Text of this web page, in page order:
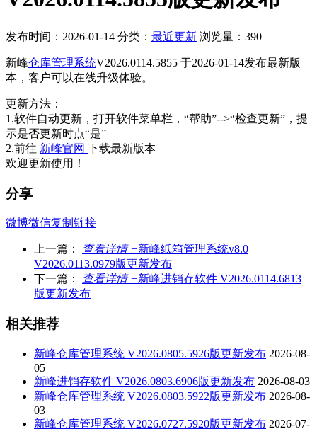
发布时间：2026-01-14 分类： 最近更新 浏览量：390
新峰仓库管理系统V2026.0114.5855 于2026-01-14发布最新版
本，客户可以在线升级体验。
更新方法：
1.软件自动更新，打开软件菜单栏，“帮助”-->“检查更新”，提
示是否更新时点“是”
2.前往 新峰官网 下载最新版本
欢迎更新使用！
分享
微博微信复制链接
上一篇： 查看详情 +新峰纸箱管理系统v8.0
V2026.0113.0979版更新发布
下一篇：
查看详情 +新峰进销存软件 V2026.0114.6813
版更新发布
相关推荐
新峰仓库管理系统 V2026.0805.5926版更新发布 2026-08-
05
新峰进销存软件 V2026.0803.6906版更新发布 2026-08-03
新峰仓库管理系统 V2026.0803.5922版更新发布 2026-08-
03
新峰仓库管理系统 V2026.0727.5920版更新发布 2026-07-